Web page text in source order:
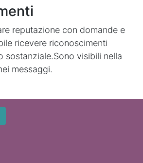
reputazione con domande e
ricevere riconoscimenti
sostanziale.Sono visibili nella
messaggi.